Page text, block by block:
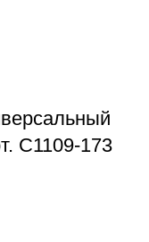
С1109-173